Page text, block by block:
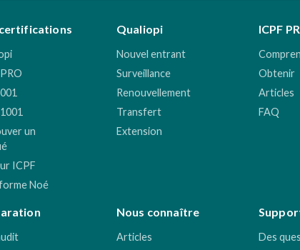
un
ICPF
Noé
Qualiopi
Nouvel entrant
Surveillance
Renouvellement
Transfert
Extension
ICPF
Obtenir
Articles
FAQ
Nous connaître
Articles Des